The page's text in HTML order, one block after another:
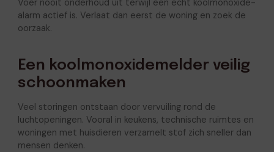
Voer nooit onderhoud uit terwijl een echt koolmonoxide-
alarm actief is. Verlaat dan eerst de woning en zoek de
oorzaak.
Een koolmonoxidemelder veilig
schoonmaken
Veel storingen ontstaan door vervuiling rond de
luchtopeningen. Vooral in keukens, technische ruimtes en
woningen met huisdieren verzamelt stof zich sneller dan
mensen denken.